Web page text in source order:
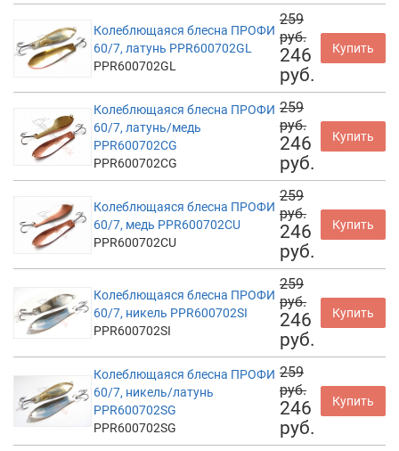
Колеблющаяся блесна ПРОФИ
60/7, латунь PPR600702GL
PPR600702GL
259
руб.
246
руб.
Купить
Колеблющаяся блесна ПРОФИ
60/7, латунь/медь
PPR600702CG
PPR600702CG
259
руб.
246
руб.
Купить
Колеблющаяся блесна ПРОФИ
60/7, медь PPR600702CU
PPR600702CU
259
руб.
246
руб.
Купить
Колеблющаяся блесна ПРОФИ
60/7, никель PPR600702SI
PPR600702SI
259
руб.
246
руб.
Купить
Колеблющаяся блесна ПРОФИ
60/7, никель/латунь
PPR600702SG
PPR600702SG
259
руб.
246
руб.
Купить